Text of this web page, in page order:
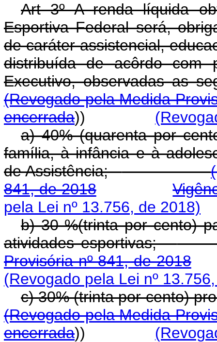
Art 3º A renda líquida
Esportiva Federal será,
de caráter assistencial,
distribuída de acôrdo com
Executivo,
(Revogado pela Medida
encerrada))
a) 40% (quarenta por
família, à infância e à
de Assistência;
841, de 2018
pela Lei nº 13.756, de 2018)
b) 30 %(trinta por cento)
atividades esportivas;
Provisória nº 841, de 2018
(Revogado pela Lei nº
c) 30% (trinta por
(Revogado pela Medida
encerrada))